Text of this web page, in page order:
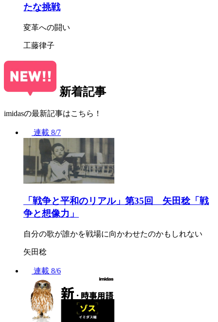
たな挑戦
変革への闘い
工藤律子
新着記事
imidasの最新記事はこちら！
連載 8/7
「戦争と平和のリアル」第35回 矢田稔「戦
争と想像力」
自分の歌が誰かを戦場に向かわせたのかもしれない
矢田稔
連載 8/6